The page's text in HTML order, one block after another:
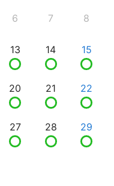
6 7 8
13 14 15
20 21 22
27 28 29